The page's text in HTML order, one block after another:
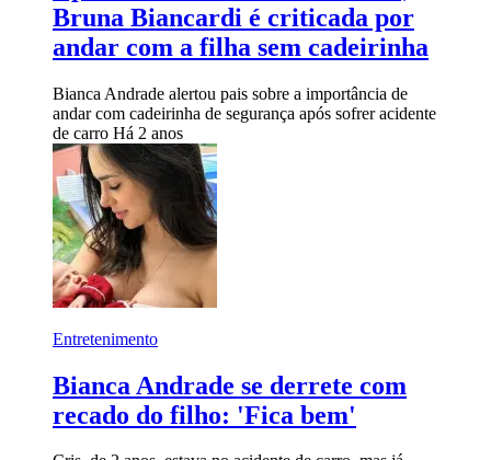
Bruna Biancardi é criticada por
andar com a filha sem cadeirinha
Bianca Andrade alertou pais sobre a importância de
andar com cadeirinha de segurança após sofrer acidente
de carro Há 2 anos
Entretenimento
Bianca Andrade se derrete com
recado do filho: 'Fica bem'